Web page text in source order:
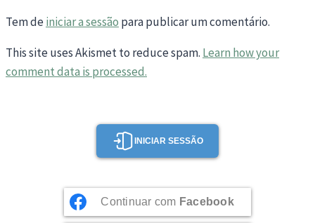
Tem deiniciar a sessão para publicar um comentário.
This site uses Akismet to reduce spam. Learn how your
comment data is processed.
INICIAR SESSÃO
Continuar com Facebook